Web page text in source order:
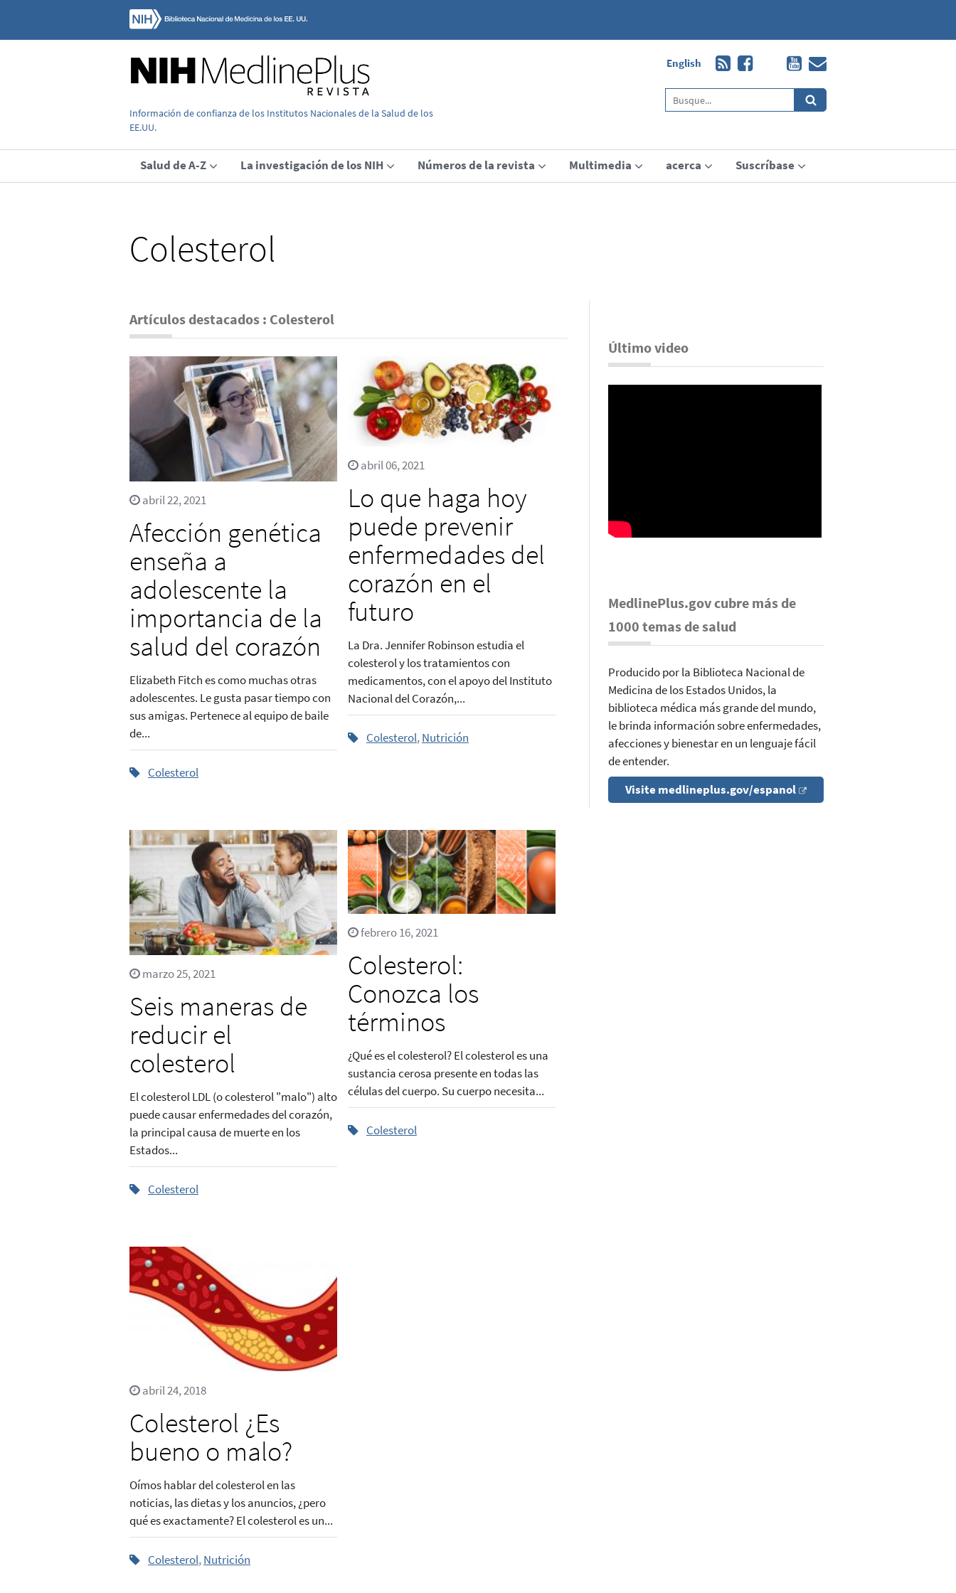
Información de confianza de los Institutos Nacionales de la Salud de los
EE.UU.
English
Salud de A-Z La investigación de los NIH Números de la revista Multimedia acerca Suscríbase
Colesterol
Artículos destacados : Colesterol
abril 22, 2021
Afección genética
enseña a
adolescente la
importancia de la
salud del corazón
Elizabeth Fitch es como muchas otras
adolescentes. Le gusta pasar tiempo con
sus amigas. Pertenece al equipo de baile
de...
Colesterol
abril 06, 2021
Lo que haga hoy
puede prevenir
enfermedades del
corazón en el
futuro
La Dra. Jennifer Robinson estudia el
colesterol y los tratamientos con
medicamentos, con el apoyo del Instituto
Nacional del Corazón,...
Colesterol,Nutrición
marzo 25, 2021
Seis maneras de
reducir el
colesterol
El colesterol LDL (o colesterol "malo") alto
puede causar enfermedades del corazón,
la principal causa de muerte en los
Estados...
Colesterol
febrero 16, 2021
Colesterol:
Conozca los
términos
¿Qué es el colesterol? El colesterol es una
sustancia cerosa presente en todas las
células del cuerpo. Su cuerpo necesita...
Colesterol
abril 24, 2018
Colesterol ¿Es
bueno o malo?
Oímos hablar del colesterol en las
noticias, las dietas y los anuncios, ¿pero
qué es exactamente? El colesterol es un...
Colesterol,Nutrición
Último video
MedlinePlus.gov cubre más de
1000 temas de salud
Producido por la Biblioteca Nacional de
Medicina de los Estados Unidos, la
biblioteca médica más grande del mundo,
le brinda información sobre enfermedades,
afecciones y bienestar en un lenguaje fácil
de entender.
Visite medlineplus.gov/espanol